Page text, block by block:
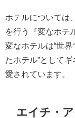
ホテルについては
を行う『変なホテ
変なホテルは“世
たホテル”として
愛されています。
エイチ・